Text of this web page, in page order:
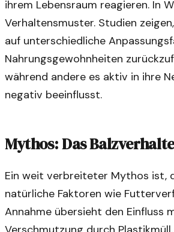
ihrem Lebensraum reagieren. In
Verhaltensmuster. Studien
auf unterschiedliche
Nahrungsgewohnheiten
während andere es aktiv in ihre
negativ beeinflusst.
Mythos: Das
Ein weit verbreiteter Mythos ist,
natürliche Faktoren wie
Annahme übersieht den Einfluss